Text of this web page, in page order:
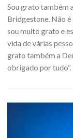
Sou grato também
Bridgestone. Não
sou muito grato e
vida de várias
grato também a
obrigado por tudo”.